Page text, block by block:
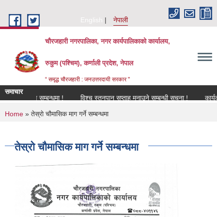
English
नेपाली
चौरजहारी नगरपालिका, नगर कार्यपालिकाको कार्यालय,
रुकुम (पश्चिम), कर्णाली प्रदेश, नेपाल
“ समृद्ध चौरजहारी : जनउत्तरदायी सरकार "
समाचार
सम्बन्धमा !
विश्च स्तनपान सप्ताह मनाउने सम्बन्धी सूचना !
You are here
Home » तेस्राे चौमासिक माग गर्ने सम्बन्धमा
तेस्राे चौमासिक माग गर्ने सम्बन्धमा